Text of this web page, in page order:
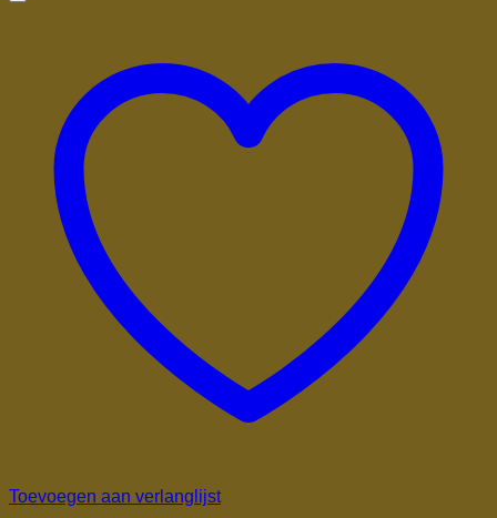
Toevoegen aan verlanglijst